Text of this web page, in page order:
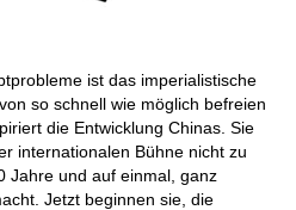
ist das imperialistische
so schnell wie möglich befreien
die Entwicklung Chinas. Sie
internationalen Bühne nicht zu
Jahre und auf einmal, ganz
Jetzt beginnen sie, die